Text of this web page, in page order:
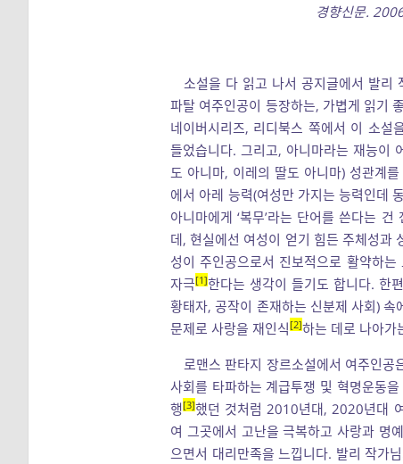
경향신문.
소설을 다 읽고 나서 공지글에서 발리
파탈 여주인공이 등장하는, 가볍게 읽기
네이버시리즈, 리디북스 쪽에서 이 소설
들었습니다. 그리고, 아니마라는 재능이
도 아니마, 이레의 딸도 아니마) 성관계
에서 아레 능력(여성만 가지는 능력인데
아니마에게 ‘복무’라는 단어를 쓴다는
데, 현실에선 여성이 얻기 힘든 주체성과
성이 주인공으로서 진보적으로 활약하
자극 1 한다는 생각이 들기도 합니다. 한
황태자, 공작이 존재하는 신분제 사회)
문제로 사랑을 재인식 2 하는 데로 나아가
로맨스 판타지 장르소설에서 여주인
사회를 타파하는 계급투쟁 및 혁명운동
행 3 했던 것처럼 2010년대, 2020년대
여 그곳에서 고난을 극복하고 사랑과 명
으면서 대리만족을 느낍니다. 발리 작가